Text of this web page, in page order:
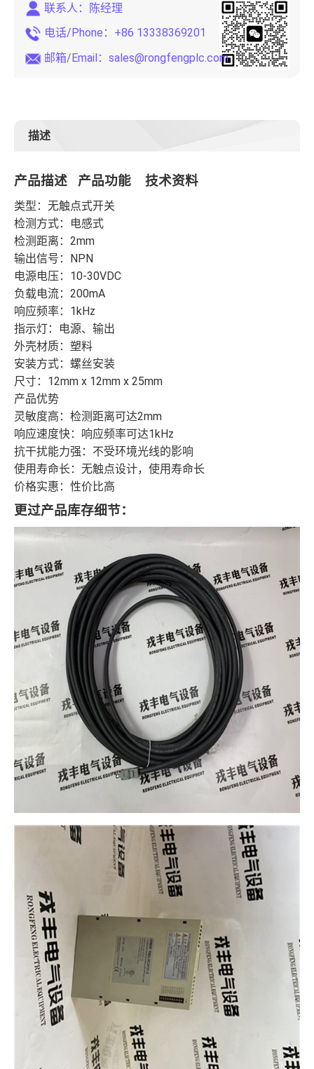
联系人：陈经理
电话/Phone：+86 13338369201
邮箱/Email： sales@rongfengplc.com
描述
产品描述 产品功能 技术资料
类型：无触点式开关
检测方式：电感式
检测距离：2mm
输出信号：NPN
电源电压：10-30VDC
负载电流：200mA
响应频率：1kHz
指示灯：电源、输出
外壳材质：塑料
安装方式：螺丝安装
尺寸：12mm x 12mm x 25mm
产品优势
灵敏度高：检测距离可达2mm
响应速度快：响应频率可达1kHz
抗干扰能力强：不受环境光线的影响
使用寿命长：无触点设计，使用寿命长
价格实惠：性价比高
更过产品库存细节：